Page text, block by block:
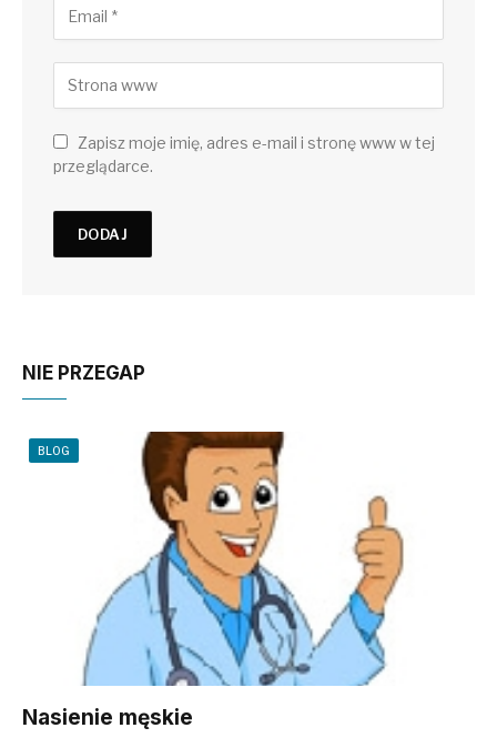
Zapisz moje imię, adres e-mail i stronę www w tej
przeglądarce.
NIE PRZEGAP
BLOG
Nasienie męskie